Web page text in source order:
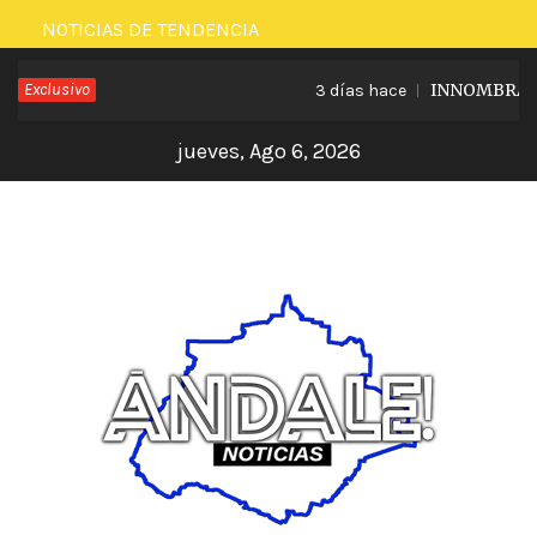
Saltar
al
contenido
NOTICIAS DE TENDENCIA
Exclusivo 3 días hace
jueves, Ago 6, 2026